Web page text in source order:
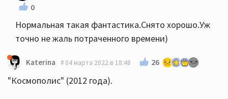
0
Нормальная такая фантастика.Снято хорошо.Уж
точно не жаль потраченного времени)
Katerina 04 марта 2022 в 18:48 26
"Космополис" (2012 года).